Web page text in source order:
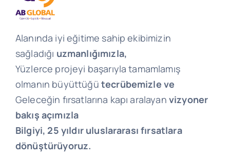
Alanında iyi eğitime sahip ekibimizin
sağladığı uzmanlığımızla,
Yüzlerce projeyi başarıyla tamamlamış
olmanın büyüttüğü tecrübemizle ve
Geleceğin fırsatlarına kapı aralayan vizyoner
bakış açımızla
Bilgiyi, 25 yıldır uluslararası fırsatlara
dönüştürüyoruz.